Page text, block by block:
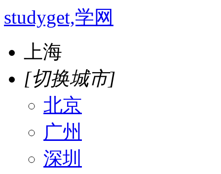
studyget,学网
上海
[切换城市]
北京
广州
深圳